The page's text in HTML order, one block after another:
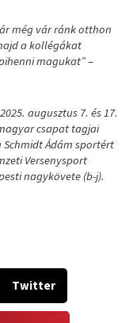
még vár ránk otthon
a kollégákat
magukat”–
augusztus 7. és 17.
csapat tagjai
Ádám sportért
Versenysport
nagykövete (b-j).
Twitter